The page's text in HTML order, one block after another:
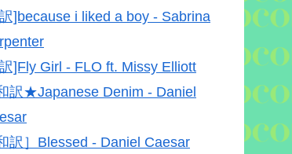
]because i liked a boy - Sabrina
]Fly Girl - FLO ft. Missy Elliott
訳★Japanese Denim - Daniel
訳］Blessed - Daniel Caesar